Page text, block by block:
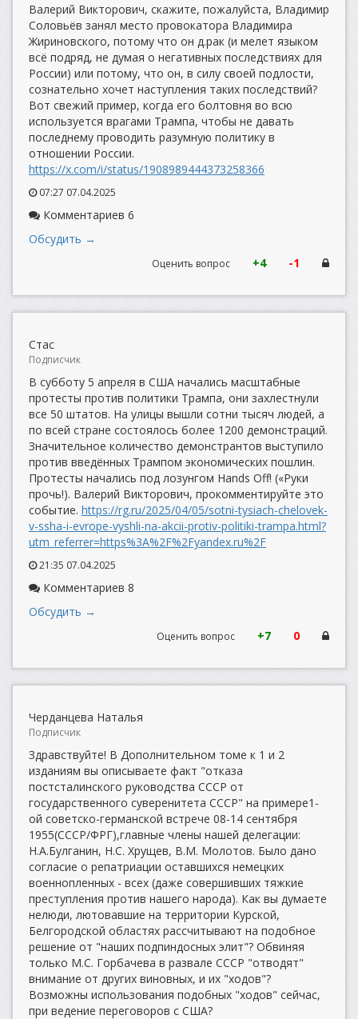
Валерий Викторович, скажите, пожалуйста, Владимир
Соловьёв занял место провокатора Владимира
Жириновского, потому что он д.рак (и мелет языком
всё подряд, не думая о негативных последствиях для
России) или потому, что он, в силу своей подлости,
сознательно хочет наступления таких последствий?
Вот свежий пример, когда его болтовня во всю
используется врагами Трампа, чтобы не давать
последнему проводить разумную политику в
отношении России.
https://x.com/i/status/1908989444373258366
07:27 07.04.2025
Комментариев 6
Обсудить →
Оценить вопрос +4 -1
Стас
Подписчик
В субботу 5 апреля в США начались масштабные
протесты против политики Трампа, они захлестнули
все 50 штатов. На улицы вышли сотни тысяч людей, а
по всей стране состоялось более 1200 демонстраций.
Значительное количество демонстрантов выступило
против введённых Трампом экономических пошлин.
Протесты начались под лозунгом Hands Off! («Руки
прочь!). Валерий Викторович, прокомментируйте это
событие. https://rg.ru/2025/04/05/sotni-tysiach-chelovek-
v-ssha-i-evrope-vyshli-na-akcii-protiv-politiki-trampa.html?
utm_referrer=https%3A%2F%2Fyandex.ru%2F
21:35 07.04.2025
Комментариев 8
Обсудить →
Оценить вопрос +7 0
Черданцева Наталья
Подписчик
Здравствуйте! В Дополнительном томе к 1 и 2
изданиям вы описываете факт "отказа
постсталинского руководства СССР от
государственного суверенитета СССР" на примере1-
ой советско-германской встрече 08-14 сентября
1955(СССР/ФРГ),главные члены нашей делегации:
Н.А.Булганин, Н.С. Хрущев, В.М. Молотов. Было дано
согласие о репатриации оставшихся немецких
военнопленных - всех (даже совершивших тяжкие
преступления против нашего народа). Как вы думаете
нелюди, лютовавшие на территории Курской,
Белгородской областях рассчитывают на подобное
решение от "наших подпиндосных элит"? Обвиняя
только М.С. Горбачева в развале СССР "отводят"
внимание от других виновных, и их "ходов"?
Возможны использования подобных "ходов" сейчас,
при ведение переговоров с США?